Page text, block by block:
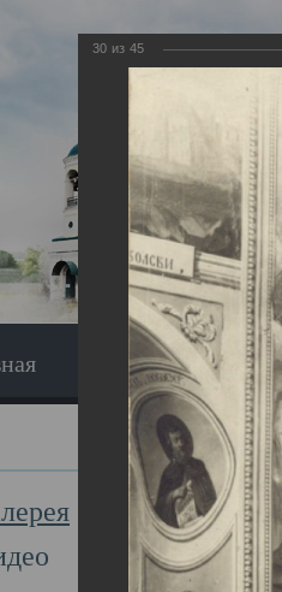
Экскурсия
30 из 45